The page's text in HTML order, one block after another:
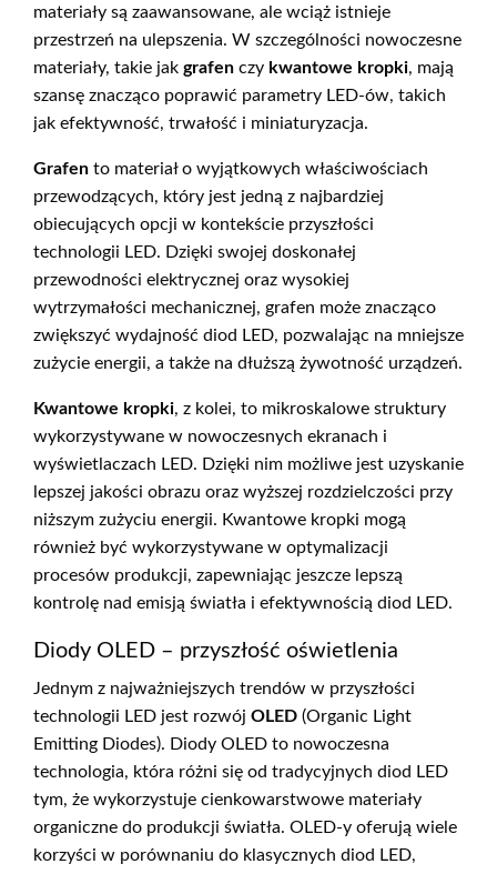
materiały są zaawansowane, ale wciąż istnieje
przestrzeń na ulepszenia. W szczególności nowoczesne
materiały, takie jak grafen czy kwantowe kropki, mają
szansę znacząco poprawić parametry LED-ów, takich
jak efektywność, trwałość i miniaturyzacja.
Grafen to materiał o wyjątkowych właściwościach
przewodzących, który jest jedną z najbardziej
obiecujących opcji w kontekście przyszłości
technologii LED. Dzięki swojej doskonałej
przewodności elektrycznej oraz wysokiej
wytrzymałości mechanicznej, grafen może znacząco
zwiększyć wydajność diod LED, pozwalając na mniejsze
zużycie energii, a także na dłuższą żywotność urządzeń.
Kwantowe kropki, z kolei, to mikroskalowe struktury
wykorzystywane w nowoczesnych ekranach i
wyświetlaczach LED. Dzięki nim możliwe jest uzyskanie
lepszej jakości obrazu oraz wyższej rozdzielczości przy
niższym zużyciu energii. Kwantowe kropki mogą
również być wykorzystywane w optymalizacji
procesów produkcji, zapewniając jeszcze lepszą
kontrolę nad emisją światła i efektywnością diod LED.
Diody OLED – przyszłość oświetlenia
Jednym z najważniejszych trendów w przyszłości
technologii LED jest rozwój OLED (Organic Light
Emitting Diodes). Diody OLED to nowoczesna
technologia, która różni się od tradycyjnych diod LED
tym, że wykorzystuje cienkowarstwowe materiały
organiczne do produkcji światła. OLED-y oferują wiele
korzyści w porównaniu do klasycznych diod LED,